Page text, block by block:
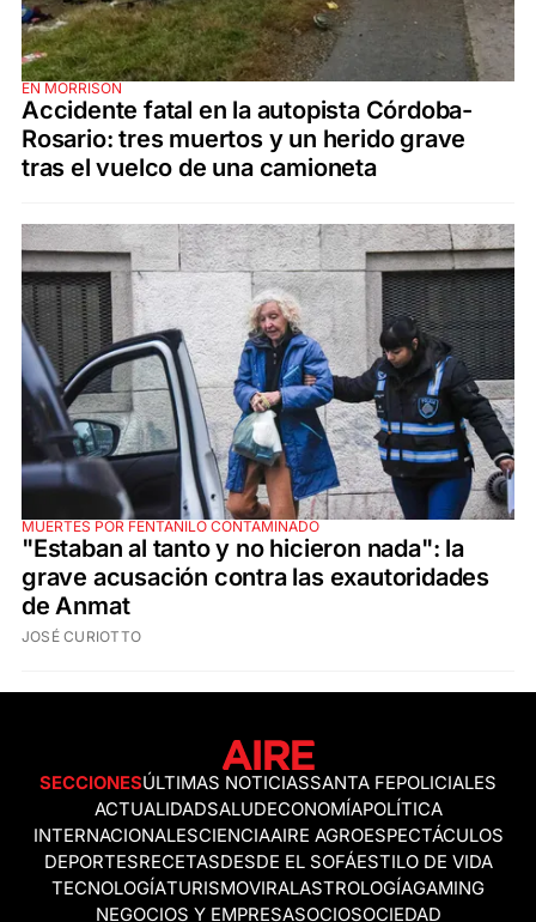
EN MORRISON
Accidente fatal en la autopista Córdoba-
Rosario: tres muertos y un herido grave
tras el vuelco de una camioneta
MUERTES POR FENTANILO CONTAMINADO
"Estaban al tanto y no hicieron nada": la
grave acusación contra las exautoridades
de Anmat
JOSÉ CURIOTTO
SECCIONESÚLTIMAS NOTICIASSANTA FEPOLICIALES
ACTUALIDADSALUDECONOMÍAPOLÍTICA
INTERNACIONALESCIENCIAAIRE AGROESPECTÁCULOS
DEPORTESRECETASDESDE EL SOFÁESTILO DE VIDA
TECNOLOGÍATURISMOVIRALASTROLOGÍAGAMING
NEGOCIOS Y EMPRESASOCIOSOCIEDAD